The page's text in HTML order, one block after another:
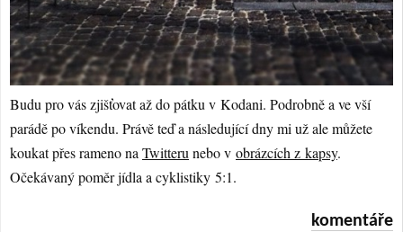
Budu pro vás zjišťovat až do pátku v Kodani. Podrobně a ve vší
parádě po víkendu. Právě teď a následující dny mi už ale můžete
koukat přes rameno naTwitterunebo v obrázcích z kapsy.
Očekávaný poměr jídla a cyklistiky 5:1.
komentáře